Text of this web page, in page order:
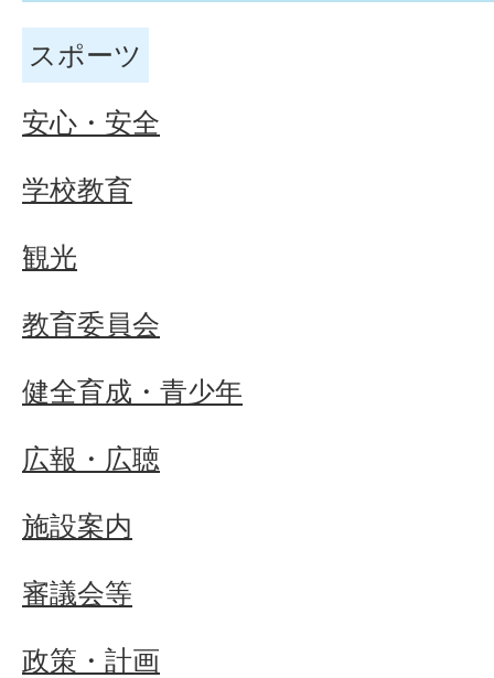
スポーツ
安心・安全
学校教育
観光
教育委員会
健全育成・青少年
広報・広聴
施設案内
審議会等
政策・計画